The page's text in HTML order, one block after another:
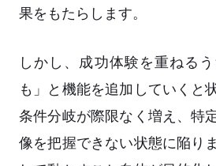
果をもたらします。
しかし、成功体験を重ねる
も」と機能を追加していくと
条件分岐が際限なく増え、特
像を把握できない状態に陥り